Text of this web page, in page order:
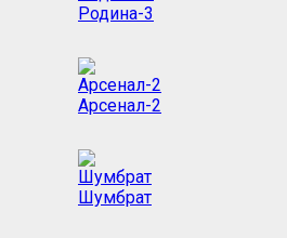
Родина-3
Арсенал-2
Шумбрат